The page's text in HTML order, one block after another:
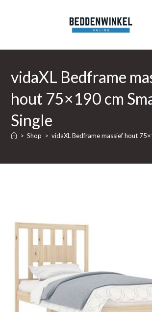
vidaXL Bedframe
hout 75×190 cm
Single
> Shop > vidaXL Bedframe massief hout